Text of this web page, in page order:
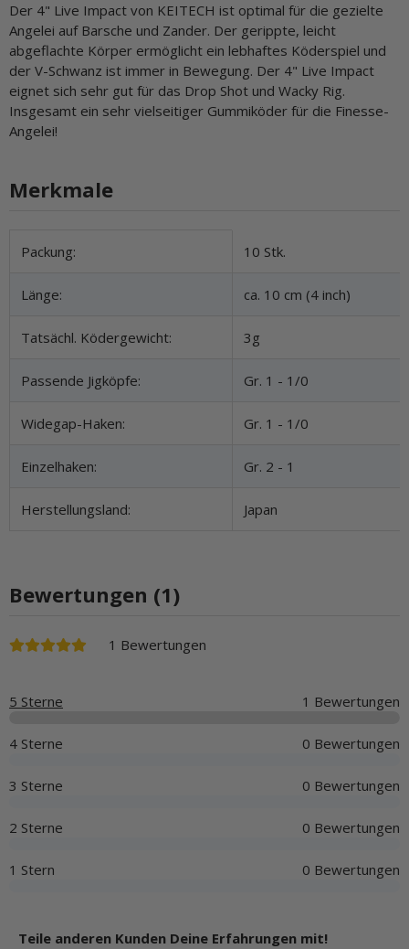
Der 4" Live Impact von KEITECH ist optimal für die gezielte
Angelei auf Barsche und Zander. Der gerippte, leicht
abgeflachte Körper ermöglicht ein lebhaftes Köderspiel und
der V-Schwanz ist immer in Bewegung. Der 4" Live Impact
eignet sich sehr gut für das Drop Shot und Wacky Rig.
Insgesamt ein sehr vielseitiger Gummiköder für die Finesse-
Angelei!
Merkmale
Produkteigenschaft
Wert
Packung: 10 Stk.
Länge: ca. 10 cm (4 inch)
Tatsächl. Ködergewicht: 3g
Passende Jigköpfe: Gr. 1 - 1/0
Widegap-Haken: Gr. 1 - 1/0
Einzelhaken: Gr. 2 - 1
Herstellungsland: Japan
Bewertungen (1)
1 Bewertungen
5 Sterne 1 Bewertungen
4 Sterne 0 Bewertungen
3 Sterne 0 Bewertungen
2 Sterne 0 Bewertungen
1 Stern 0 Bewertungen
Teile anderen Kunden Deine Erfahrungen mit!